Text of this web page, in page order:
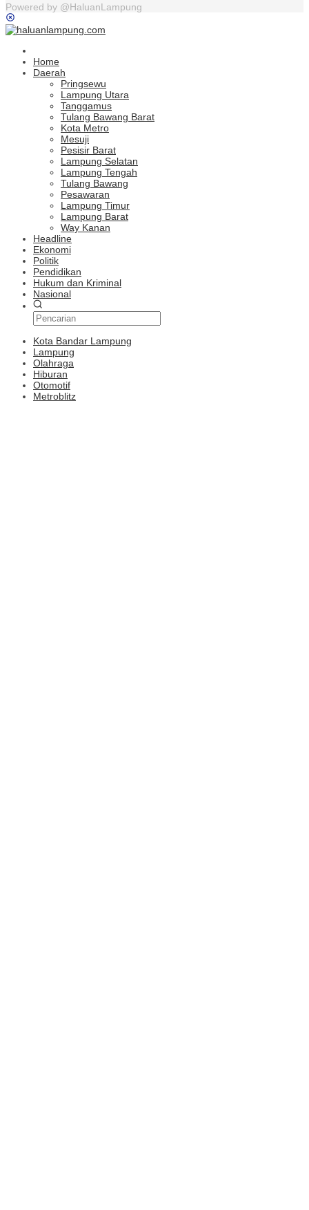
Powered by @HaluanLampung
Home
Daerah
Pringsewu
Lampung Utara
Tanggamus
Tulang Bawang Barat
Kota Metro
Mesuji
Pesisir Barat
Lampung Selatan
Lampung Tengah
Tulang Bawang
Pesawaran
Lampung Timur
Lampung Barat
Way Kanan
Headline
Ekonomi
Politik
Pendidikan
Hukum dan Kriminal
Nasional
Kota Bandar Lampung
Lampung
Olahraga
Hiburan
Otomotif
Metroblitz